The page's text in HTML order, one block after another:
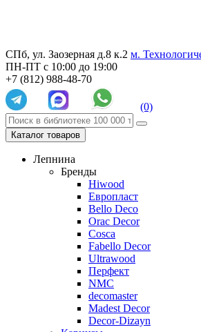
СПб, ул. Заозерная д.8 к.2 м.
ПН-ПТ с 10:00 до 19:00
+7 (812) 988-48-70
(0)
Каталог товаров
Лепнина
Бренды
Hiwood
Европласт
Bello Deco
Orac Decor
Cosca
Fabello Decor
Ultrawood
Перфект
NMC
decomaster
Madest Decor
Decor-Dizayn